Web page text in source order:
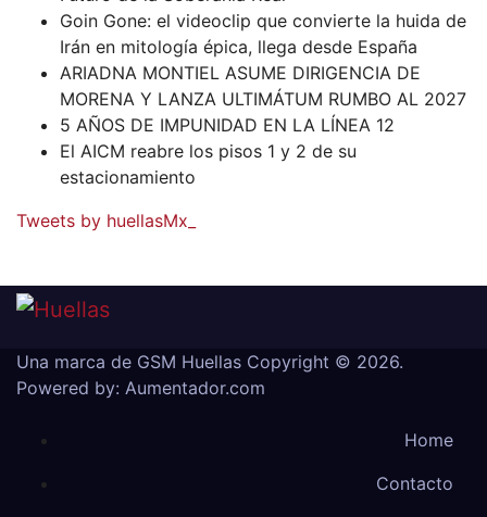
Goin Gone: el videoclip que convierte la huida de
Irán en mitología épica, llega desde España
ARIADNA MONTIEL ASUME DIRIGENCIA DE
MORENA Y LANZA ULTIMÁTUM RUMBO AL 2027
5 AÑOS DE IMPUNIDAD EN LA LÍNEA 12
El AICM reabre los pisos 1 y 2 de su
estacionamiento
Tweets by huellasMx_
Una marca de GSM Huellas Copyright © 2026.
Powered by: Aumentador.com
Home
Contacto